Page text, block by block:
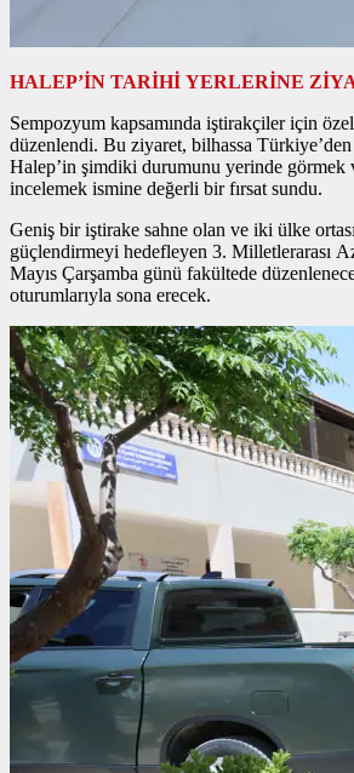
HALEP’İN TARİHİ YERLERİNE
Sempozyum kapsamında iştirakçiler için
düzenlendi. Bu ziyaret, bilhassa
Halep’in şimdiki durumunu yerinde görmek
incelemek ismine değerli bir fırsat sundu.
Geniş bir iştirake sahne olan ve iki ülke
güçlendirmeyi hedefleyen 3. Milletlerarası
Mayıs Çarşamba günü fakültede
oturumlarıyla sona erecek.